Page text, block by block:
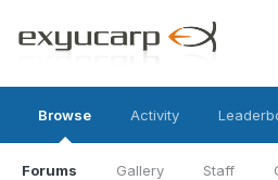
Browse
Forums Gallery Staff
Activity